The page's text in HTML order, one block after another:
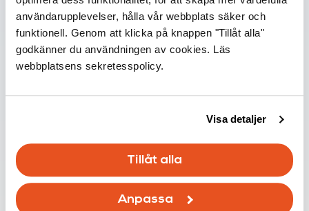
användarupplevelser, hålla vår webbplats säker och
funktionell. Genom att klicka på knappen "Tillåt alla"
godkänner du användningen av cookies. Läs
webbplatsens sekretesspolicy.
Visa detaljer
Tillåt alla
Anpassa
vad är de och var kommer de ifrån?
15.03.2026
Läs mer